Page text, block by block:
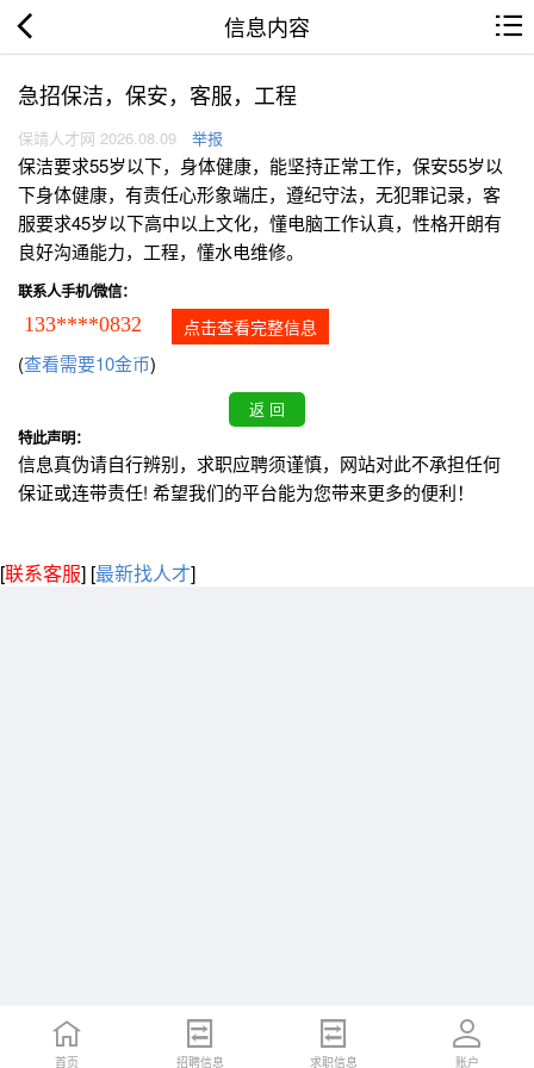
信息内容
急招保洁，保安，客服，工程
保靖人才网 2026.08.09 举报
保洁要求55岁以下，身体健康，能坚持正常工作，保安55岁以
下身体健康，有责任心形象端庄，遵纪守法，无犯罪记录，客
服要求45岁以下高中以上文化，懂电脑工作认真，性格开朗有
良好沟通能力，工程，懂水电维修。
联系人手机/微信：
133****0832 点击查看完整信息
(查看需要10金币)
特此声明：
信息真伪请自行辨别，求职应聘须谨慎，网站对此不承担任何
保证或连带责任! 希望我们的平台能为您带来更多的便利！
[联系客服] [最新找人才]
首页 招聘信息 求职信息 账户